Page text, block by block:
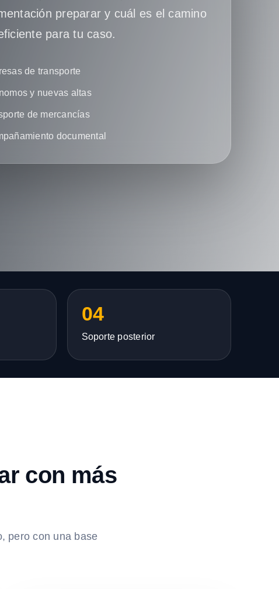
preparar y cuál es el camino
para tu caso.
de transporte
y nuevas altas
de mercancías
documental
04
Soporte posterior
con más
pero con una base